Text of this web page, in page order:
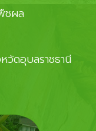
ชผล
วัดอุบลราชธานี